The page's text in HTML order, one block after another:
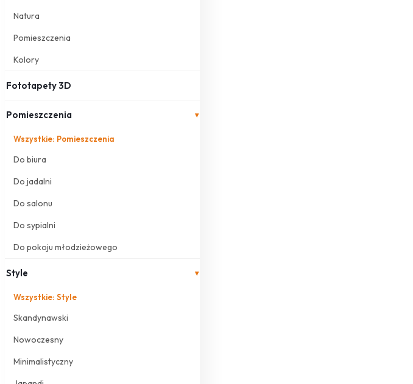
Natura
Pomieszczenia
Kolory
Fototapety 3D
Pomieszczenia ▾
Wszystkie: Pomieszczenia
Do biura
Do jadalni
Do salonu
Do sypialni
Do pokoju młodzieżowego
Style ▾
Wszystkie: Style
Skandynawski
Nowoczesny
Minimalistyczny